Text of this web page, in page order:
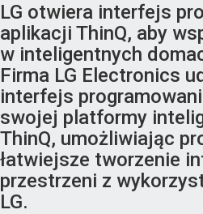
LG otwiera interfejs
aplikacji ThinQ, aby
w inteligentnych
Firma LG Electronics
interfejs
swojej platformy
ThinQ, umożliwiając
łatwiejsze tworzenie
przestrzeni z
LG.